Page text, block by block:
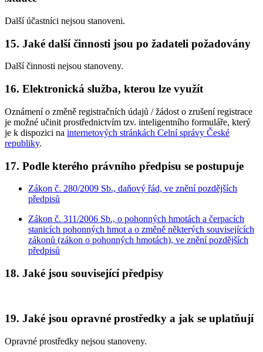
Další účastníci nejsou stanoveni.
15. Jaké další činnosti jsou po žadateli požadovány
Další činnosti nejsou stanoveny.
16. Elektronická služba, kterou lze využít
Oznámení o změně registračních údajů / žádost o zrušení registrace
je možné učinit prostřednictvím tzv. inteligentního formuláře, který
je k dispozici na internetových stránkách Celní správy České
republiky.
17. Podle kterého právního předpisu se postupuje
Zákon č. 280/2009 Sb., daňový řád, ve znění pozdějších
předpisů
Zákon č. 311/2006 Sb., o pohonných hmotách a čerpacích
stanicích pohonných hmot a o změně některých souvisejících
zákonů (zákon o pohonných hmotách), ve znění pozdějších
předpisů
18. Jaké jsou související předpisy
19. Jaké jsou opravné prostředky a jak se uplatňují
Opravné prostředky nejsou stanoveny.